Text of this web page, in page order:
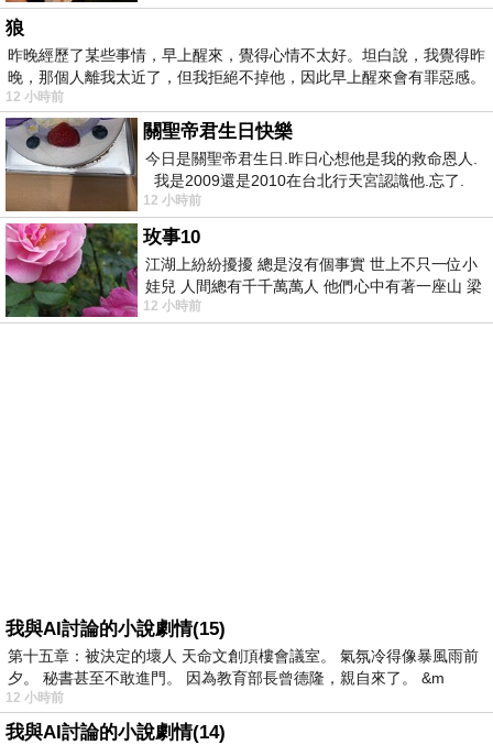
狼
昨晚經歷了某些事情，早上醒來，覺得心情不太好。坦白說，我覺得昨
晚，那個人離我太近了，但我拒絕不掉他，因此早上醒來會有罪惡感。
12 小時前
關聖帝君生日快樂
今日是關聖帝君生日.昨日心想他是我的救命恩人.
我是2009還是2010在台北行天宮認識他.忘了.
一個奇摩交友的網友學
12 小時前
玫事10
江湖上紛紛擾擾 總是沒有個事實 世上不只一位小
娃兒 人間總有千千萬萬人 他們心中有著一座山 梁
山佛山泰華衡恆嵩 一山之高
12 小時前
我與AI討論的小說劇情(15)
第十五章：被決定的壞人 天命文創頂樓會議室。 氣氛冷得像暴風雨前
夕。 秘書甚至不敢進門。 因為教育部長曾德隆，親自來了。 &m
12 小時前
我與AI討論的小說劇情(14)